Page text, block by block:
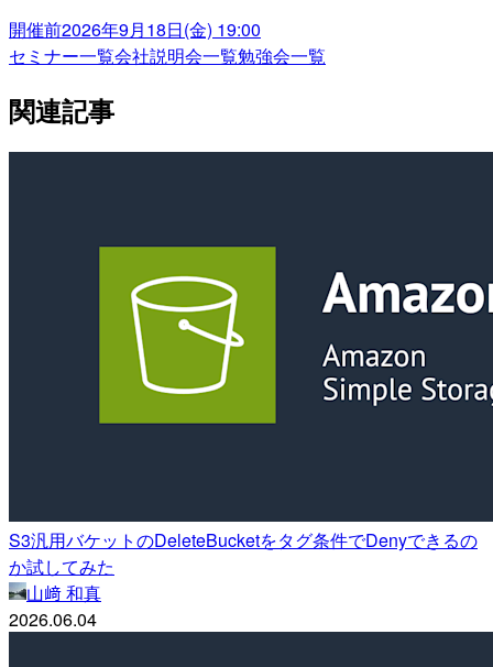
開催前2026年9月18日(金) 19:00
セミナー一覧会社説明会一覧勉強会一覧
関連記事
S3汎用バケットのDeleteBucketをタグ条件でDenyできるの
か試してみた
山﨑 和真
2026.06.04